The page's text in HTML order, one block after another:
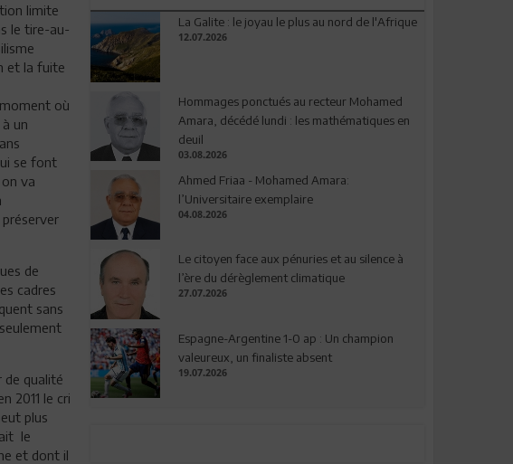
limite
le tire-au-
et la fuite
où
un
se font
va
de
cadres
sans
de qualité
2011 le cri
plus
le
et dont il
La Galite : le joyau le plus au nord de l'Afrique
12.07.2026
Hommages ponctués au recteur Mohamed
Amara, décédé lundi : les mathématiques en
deuil
03.08.2026
Ahmed Friaa - Mohamed Amara:
l’Universitaire exemplaire
04.08.2026
Le citoyen face aux pénuries et au silence à
l’ère du dérèglement climatique
27.07.2026
Espagne-Argentine 1-0 ap : Un champion
valeureux, un finaliste absent
19.07.2026